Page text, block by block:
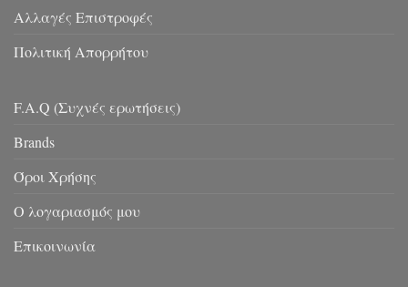
Αλλαγές Επιστροφές
Πολιτική Απορρήτου
F.A.Q (Συχνές ερωτήσεις)
Brands
Όροι Χρήσης
Ο λογαριασμός μου
Επικοινωνία